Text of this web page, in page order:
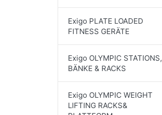
Exigo PLATE LOADED
FITNESS GERÄTE
Exigo OLYMPIC STATIONS,
BÄNKE & RACKS
Exigo OLYMPIC WEIGHT
LIFTING RACKS&